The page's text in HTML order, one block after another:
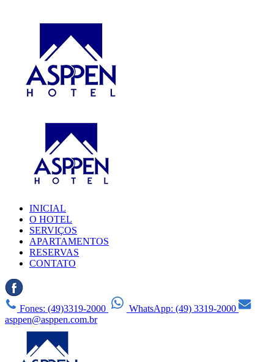
INICIAL
O HOTEL
SERVIÇOS
APARTAMENTOS
RESERVAS
CONTATO
Fones: (49)3319-2000
WhatsApp: (49) 3319-2000
asppen@asppen.com.br